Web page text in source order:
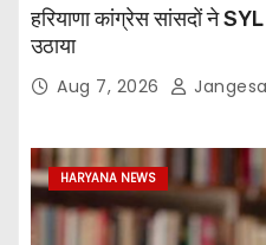
हरियाणा कांग्रेस सांसदों ने
उठाया
Aug 7, 2026
HARYANA NEWS